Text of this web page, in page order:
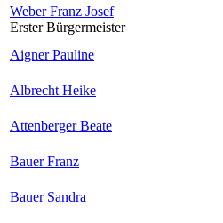
Weber Franz Josef
Erster Bürgermeister
Aigner Pauline
Albrecht Heike
Attenberger Beate
Bauer Franz
Bauer Sandra